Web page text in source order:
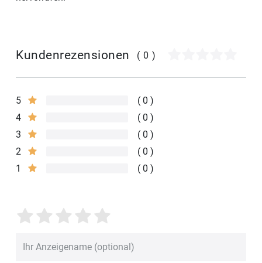
Kundenrezensionen (0)
5
0
4
0
3
0
2
0
1
0